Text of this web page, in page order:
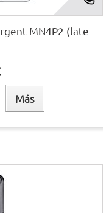
MN4P2 (late
Más